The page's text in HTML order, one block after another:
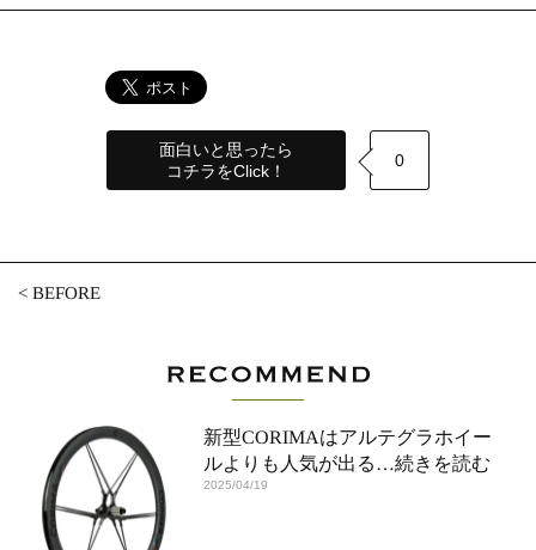
面白いと思ったら
コチラをClick！
0
<BEFORE
新型CORIMAはアルテグラホイー
ルよりも人気が出る …続きを読む
2025/04/19